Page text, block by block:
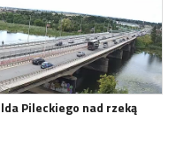
Pileckiego nad rzeką